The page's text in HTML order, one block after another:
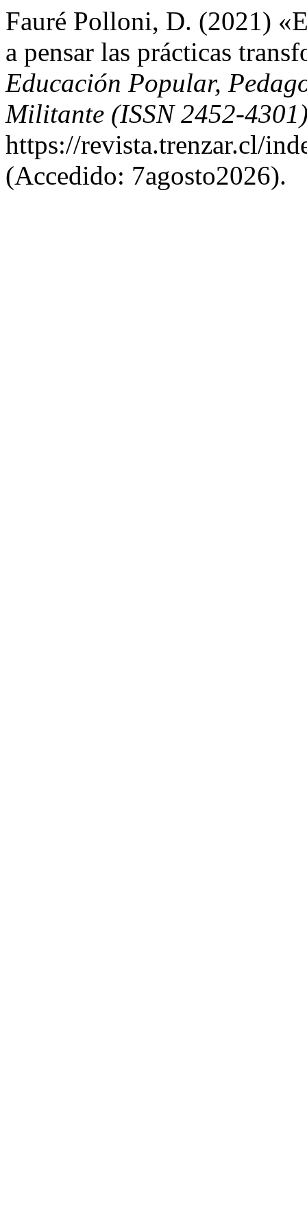
Fauré Polloni, D. (2021)
a pensar las prácticas
Educación Popular,
Militante (ISSN 2452-
https://revista.trenzar.cl/
(Accedido: 7agosto2026).